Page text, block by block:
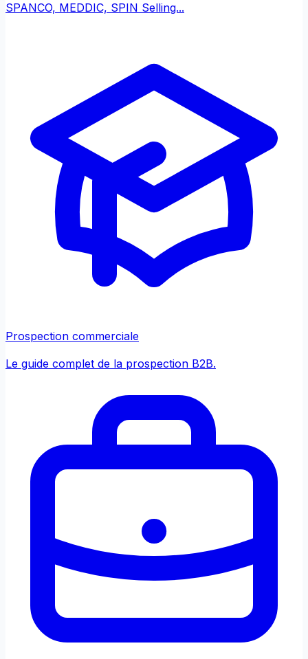
SPANCO, MEDDIC, SPIN Selling...
Prospection commerciale
Le guide complet de la prospection B2B.